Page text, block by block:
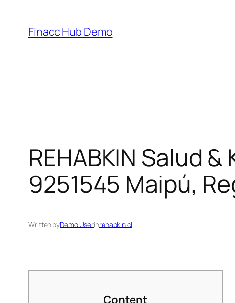
content
Finacc Hub Demo
REHABKIN Salud
9251545 Maipú,
Written byDemo Userinrehabkin.cl
Content